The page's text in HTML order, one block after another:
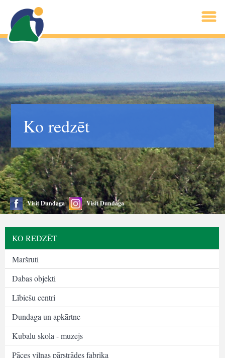
Ko redzēt
Visit Dundaga Visit Dundaga
KO REDZĒT
Maršruti
Dabas objekti
Lībiešu centri
Dundaga un apkārtne
Kubalu skola - muzejs
Pāces vilnas pārstrādes fabrika